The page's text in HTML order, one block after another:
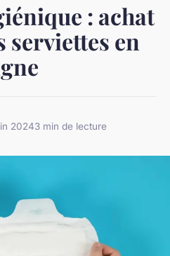
: achat
serviettes en
20243 min de lecture